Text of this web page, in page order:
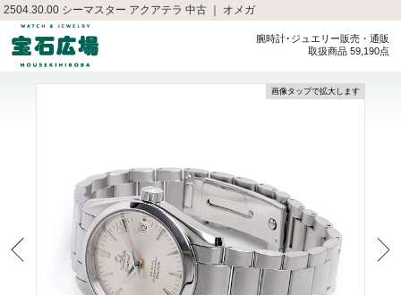
2504.30.00 シーマスター アクアテラ 中古 ｜ オメガ
腕時計･ジュエリー販売・通販
取扱商品 59,190点
画像タップで拡大します